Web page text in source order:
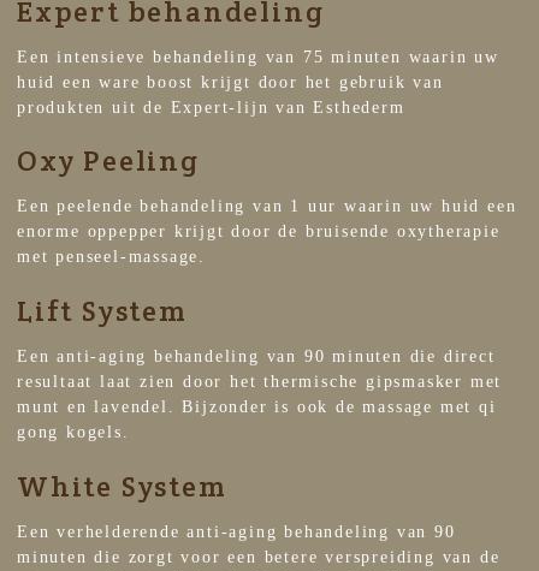
Expert behandeling
Een intensieve behandeling van 75 minuten waarin uw
huid een ware boost krijgt door het gebruik van
produkten uit de Expert-lijn van Esthederm
Oxy Peeling
Een peelende behandeling van 1 uur waarin uw huid een
enorme oppepper krijgt door de bruisende oxytherapie
met penseel-massage.
Lift System
Een anti-aging behandeling van 90 minuten die direct
resultaat laat zien door het thermische gipsmasker met
munt en lavendel. Bijzonder is ook de massage met qi
gong kogels.
White System
Een verhelderende anti-aging behandeling van 90
minuten die zorgt voor een betere verspreiding van de